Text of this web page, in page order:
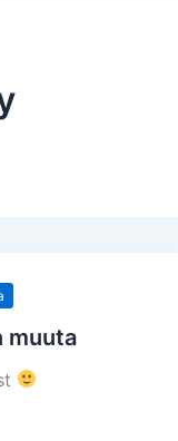
muuta